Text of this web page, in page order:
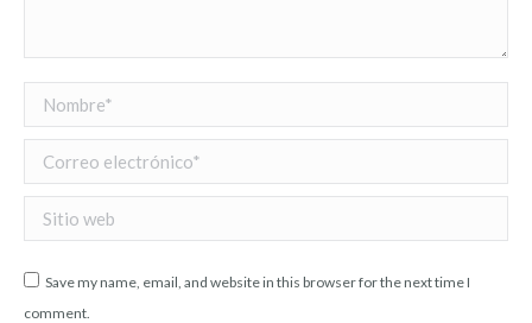
Nombre *
Correo electrónico *
Sitio web
Save my name, email, and website in this browser for the next time I
comment.